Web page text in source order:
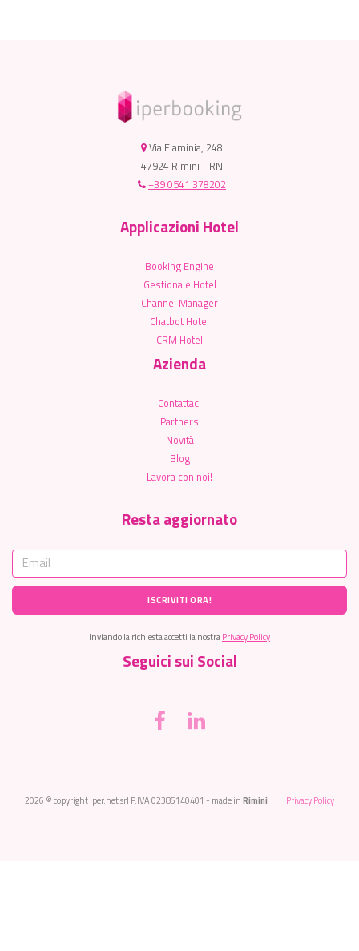
Via Flaminia, 248
47924 Rimini - RN
+39 0541 378202
Applicazioni Hotel
Booking Engine
Gestionale Hotel
Channel Manager
Chatbot Hotel
CRM Hotel
Azienda
Contattaci
Partners
Novità
Blog
Lavora con noi!
Resta aggiornato
ISCRIVITI ORA!
Inviando la richiesta accetti la nostraPrivacy Policy
Seguici sui Social
2026 © copyright iper.net srl P.IVA 02385140401 - made inRimini Privacy Policy